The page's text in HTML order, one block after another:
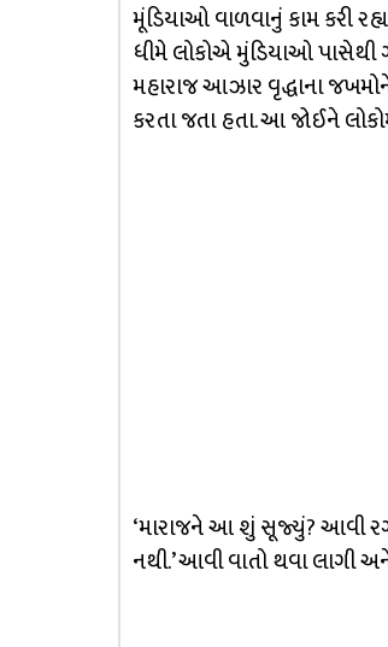
મૂંડિયાઓ વાળવાનું કામ કરી
ધીમે લોકોએ મુંડિયાઓ પાસેથી
મહારાજ આઝાર વૃદ્ધાના
કરતા જતા હતા. આ જોઈને
‘મારાજને આ શું સૂજ્યું? આવી
નથી.’ આવી વાતો થવા લાગી